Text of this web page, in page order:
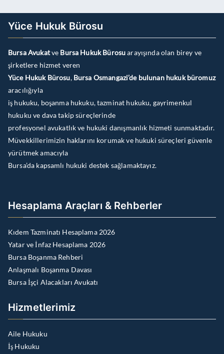
Yüce Hukuk Bürosu
Bursa Avukatve Bursa Hukuk Bürosuarayışında olan birey ve
şirketlere hizmet veren
Yüce Hukuk Bürosu, Bursa Osmangazi’de bulunan hukuk büromuz
aracılığıyla
iş hukuku, boşanma hukuku, tazminat hukuku, gayrimenkul
hukuku ve dava takip süreçlerinde
profesyonel avukatlık ve hukuki danışmanlık hizmeti sunmaktadır.
Müvekkillerimizin haklarını korumak ve hukuki süreçleri güvenle
yürütmek amacıyla
Bursa’da kapsamlı hukuki destek sağlamaktayız.
Hesaplama Araçları & Rehberler
Kıdem Tazminatı Hesaplama 2026
Yatar ve İnfaz Hesaplama 2026
Bursa Boşanma Rehberi
Anlaşmalı Boşanma Davası
Bursa İşçi Alacakları Avukatı
Hizmetlerimiz
Aile Hukuku
İş Hukuku